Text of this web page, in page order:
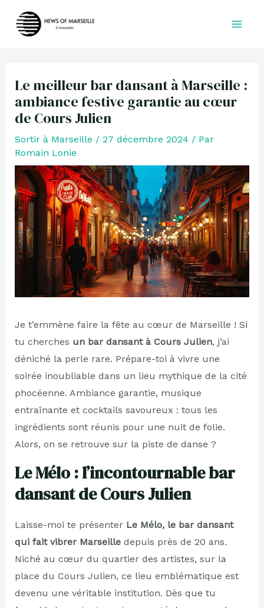
Le meilleur bar dansant à Marseille :
ambiance festive garantie au cœur
de Cours Julien
Sortir à Marseille / 27 décembre 2024 / Par
Romain Lonie
Je t’emmène faire la fête au cœur de Marseille ! Si
tu cherches un bar dansant à Cours Julien, j’ai
déniché la perle rare. Prépare-toi à vivre une
soirée inoubliable dans un lieu mythique de la cité
phocéenne. Ambiance garantie, musique
entraînante et cocktails savoureux : tous les
ingrédients sont réunis pour une nuit de folie.
Alors, on se retrouve sur la piste de danse ?
Le Mélo : l’incontournable bar
dansant de Cours Julien
Laisse-moi te présenter Le Mélo, le bar dansant
qui fait vibrer Marseilledepuis près de 20 ans.
Niché au cœur du quartier des artistes, sur la
place du Cours Julien, ce lieu emblématique est
devenu une véritable institution. Dès que tu